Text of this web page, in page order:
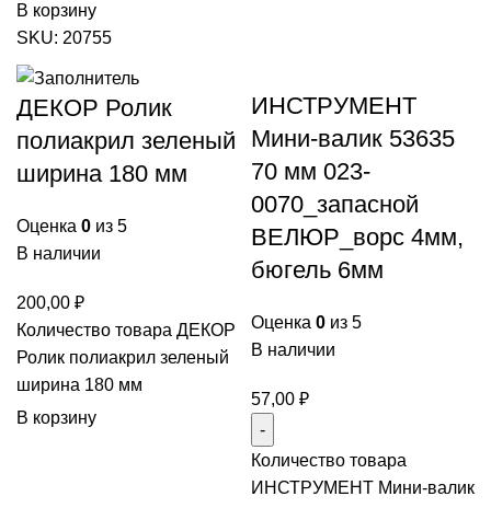
В корзину
SKU: 20755
ДЕКОР Ролик
полиакрил зеленый
ширина 180 мм
Оценка 0 из 5
В наличии
200,00 ₽
Количество товара ДЕКОР
Ролик полиакрил зеленый
ширина 180 мм
В корзину
ИНСТРУМЕНТ
Мини-валик 53635
70 мм 023-
0070_запасной
ВЕЛЮР_ворс 4мм,
бюгель 6мм
Оценка 0 из 5
В наличии
57,00 ₽
Количество товара
ИНСТРУМЕНТ Мини-валик